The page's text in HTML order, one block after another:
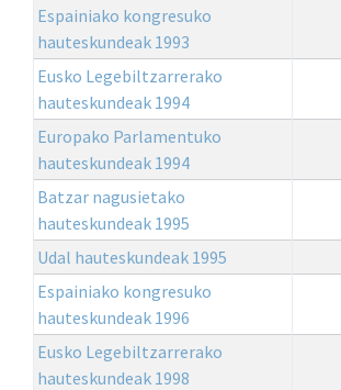
Espainiako kongresuko
hauteskundeak 1993
Eusko Legebiltzarrerako
hauteskundeak 1994
Europako Parlamentuko
hauteskundeak 1994
Batzar nagusietako
hauteskundeak 1995
Udal hauteskundeak 1995
Espainiako kongresuko
hauteskundeak 1996
Eusko Legebiltzarrerako
hauteskundeak 1998